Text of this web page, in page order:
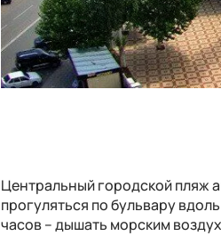
Центральный городской пляж
прогуляться по бульвару
часов – дышать морским